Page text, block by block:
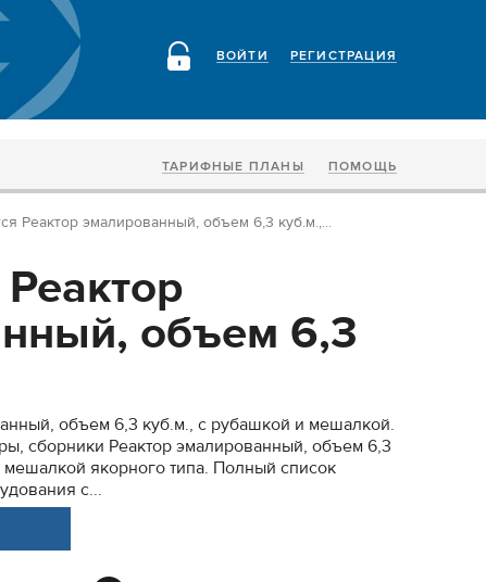
РЕГИСТРАЦИЯ
ВОЙТИ
ТАРИФНЫЕ ПЛАНЫ ПОМОЩЬ
Реактор эмалированный, объем 6,3 куб.м.,...
объем 6,3
объем 6,3 куб.м., с рубашкой и мешалкой.
сборники Реактор эмалированный, объем 6,3
якорного типа. Полный список
с...